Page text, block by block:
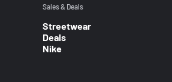
Sales & Deals
Streetwear
Deals
Nike